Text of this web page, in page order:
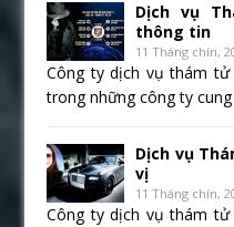
Dịch vụ
thông tin
11 Tháng chín,
Công ty dịch vụ thám
trong những công ty
Dịch vụ
vị
11 Tháng chín,
Công ty dịch vụ thám